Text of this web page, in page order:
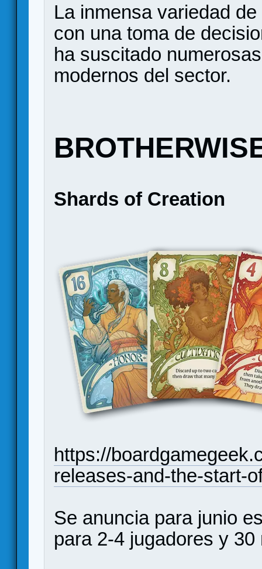
La inmensa variedad
con una toma de
ha suscitado
modernos del sector.
Shards of Creation
https://
releases-and-the-start-
Se anuncia para junio
para 2-4 jugadores y 30